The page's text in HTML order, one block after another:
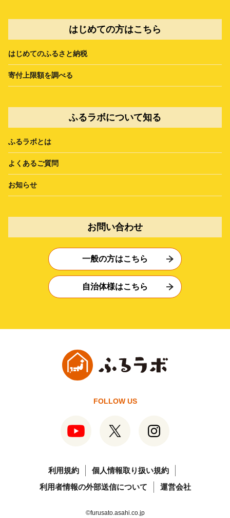
はじめての方はこちら
はじめてのふるさと納税
寄付上限額を調べる
ふるラボについて知る
ふるラボとは
よくあるご質問
お知らせ
お問い合わせ
一般の方はこちら
自治体様はこちら
FOLLOW US
利用規約
個人情報取り扱い規約
利用者情報の外部送信について
運営会社
©furusato.asahi.co.jp